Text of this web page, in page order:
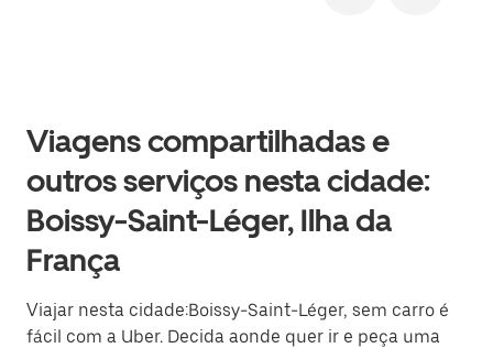
Viagens compartilhadas e
outros serviços nesta cidade:
Boissy-Saint-Léger, Ilha da
França
Viajar nesta cidade:Boissy-Saint-Léger, sem carro é
fácil com a Uber. Decida aonde quer ir e peça uma